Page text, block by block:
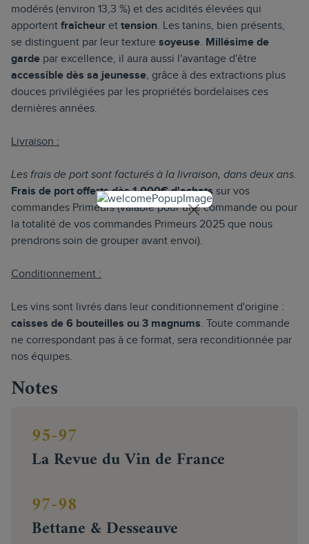
modérés (environ 13,3 %) et des acidités élevées qui
apportent fraîcheur et tension. Les tanins, bien présents,
se distinguent par leur texture soyeuse. Millésime de
garde par excellence, il aura aussi l'avantage d'être
accessible dès sa jeunesse, grâce à des extractions plus
douces privilégiées par les propriétés bordelaises ces
dernières années.
Livraison :
Les frais de port sont facturés à la livraison, dans deux ans.
Frais de port offerts dès 1 000€ d'achats sur vos
commandes Primeurs (valable pour une commande ou pour
la totalité de vos commandes Primeurs 2025 que nous
prendrons soin de grouper avant envoi).
Conditionnement :
Les vins sont livrés dans leur conditionnement d'origine :
caisses de 6 bouteilles ou 3 magnums. Toute commande
ne correspondant pas à ce format, sera reconditionnée par
nos équipes.
Notes
95-97
La Revue du Vin de France
97-98
Bettane & Desseauve